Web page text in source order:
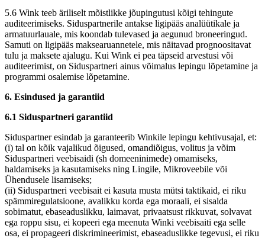
5.6 Wink teeb äriliselt mõistlikke jõupingutusi kõigi tehingute
auditeerimiseks. Siduspartnerile antakse ligipääs analüütikale ja
armatuurlauale, mis koondab tulevased ja aegunud broneeringud.
Samuti on ligipääs maksearuannetele, mis näitavad prognoositavat
tulu ja maksete ajalugu. Kui Wink ei pea täpseid arvestusi või
auditeerimist, on Siduspartneri ainus võimalus lepingu lõpetamine ja
programmi osalemise lõpetamine.
6. Esindused ja garantiid
6.1 Siduspartneri garantiid
Siduspartner esindab ja garanteerib Winkile lepingu kehtivusajal, et:
(i) tal on kõik vajalikud õigused, omandiõigus, volitus ja võim
Siduspartneri veebisaidi (sh domeeninimede) omamiseks,
haldamiseks ja kasutamiseks ning Lingile, Mikroveebile või
Ühendusele lisamiseks;
(ii) Siduspartneri veebisait ei kasuta musta mütsi taktikaid, ei riku
spämmiregulatsioone, avalikku korda ega moraali, ei sisalda
sobimatut, ebaseaduslikku, laimavat, privaatsust rikkuvat, solvavat
ega roppu sisu, ei kopeeri ega meenuta Winki veebisaiti ega selle
osa, ei propageeri diskrimineerimist, ebaseaduslikke tegevusi, ei riku